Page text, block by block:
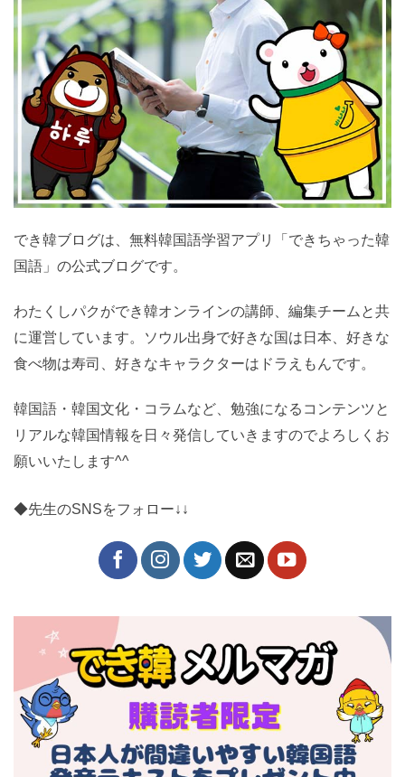
でき韓ブログは、無料韓国語学習アプリ「できちゃった韓
国語」の公式ブログです。
わたくしパクができ韓オンラインの講師、編集チームと共
に運営しています。ソウル出身で好きな国は日本、好きな
食べ物は寿司、好きなキャラクターはドラえもんです。
韓国語・韓国文化・コラムなど、勉強になるコンテンツと
リアルな韓国情報を日々発信していきますのでよろしくお
願いいたします^^
◆先生のSNSをフォロー↓↓